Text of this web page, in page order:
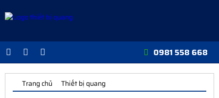
0981 558 668
Trang chủ Thiết bị quang